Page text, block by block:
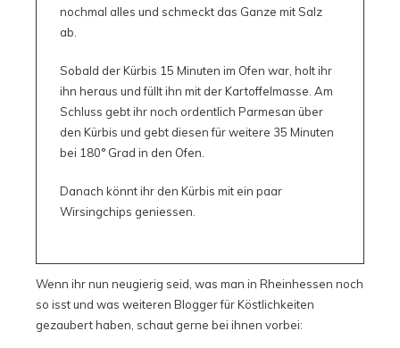
nochmal alles und schmeckt das Ganze mit Salz
ab.
Sobald der Kürbis 15 Minuten im Ofen war, holt ihr
ihn heraus und füllt ihn mit der Kartoffelmasse. Am
Schluss gebt ihr noch ordentlich Parmesan über
den Kürbis und gebt diesen für weitere 35 Minuten
bei 180° Grad in den Ofen.
Danach könnt ihr den Kürbis mit ein paar
Wirsingchips geniessen.
Wenn ihr nun neugierig seid, was man in Rheinhessen noch
so isst und was weiteren Blogger für Köstlichkeiten
gezaubert haben, schaut gerne bei ihnen vorbei: